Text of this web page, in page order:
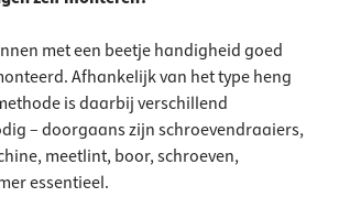
met een beetje handigheid goed
Afhankelijk van het type heng
is daarbij verschillend
– doorgaans zijn schroevendraaiers,
meetlint, boor, schroeven,
essentieel.